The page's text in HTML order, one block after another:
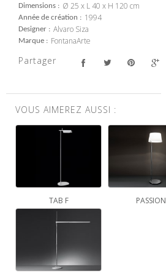
Dimensions Ø 25 x L 40 x H 120 cm
Année de création 1994
Designer Alvaro Siza
Marque FontanaArte
Partager
VOUS AIMEREZ AUSSI :
TAB F PASSION